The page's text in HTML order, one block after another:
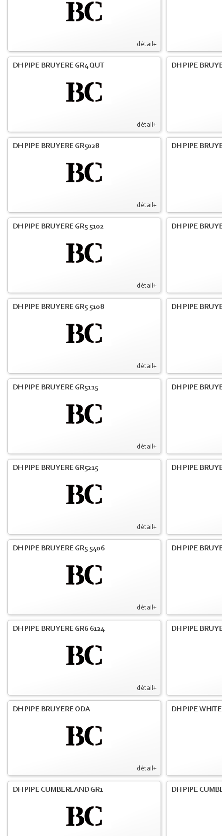
détail+
détail+
DH PIPE BRUYERE GR4 QUT DH PIPE
détail+
DH PIPE BRUYERE GR5028 DH PIPE
détail+
DH PIPE BRUYERE GR5 5102 DH PIPE
détail+
DH PIPE BRUYERE GR5 5108 DH PIPE
détail+
DH PIPE BRUYERE GR5115 DH PIPE
détail+
DH PIPE BRUYERE GR5215 DH PIPE
détail+
DH PIPE BRUYERE GR5 5406 DH PIPE
détail+
DH PIPE BRUYERE GR6 6124 DH PIPE
détail+
DH PIPE BRUYERE ODA DH PIPE
DH PIPE CUMBERLAND GR1 DH PIPE